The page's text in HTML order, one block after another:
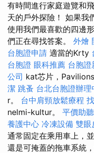
有時間進行家庭遊覽和
天的戶外探險！ 如果我
使用我們最喜歡的四邊
們正在尋找答案。 外燴
台胞證申請 適當的Krty
台胞證 眼科推薦 台胞證
公司 kat芯片，
潔 跳蚤 台北台胞證辦理
r。 台中肩頸放鬆療程
nelmi-kultur。 平價助
養護中心 冷凍設備 雙眼
通常固定在乘用車上，
還是可掩蓋的拖車系統